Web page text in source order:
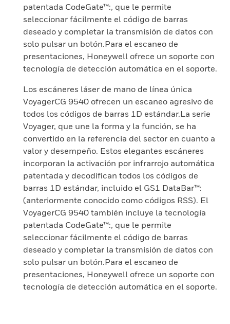
patentada CodeGate™:, que le permite
seleccionar fácilmente el código de barras
deseado y completar la transmisión de datos con
solo pulsar un botón.Para el escaneo de
presentaciones, Honeywell ofrece un soporte con
tecnología de detección automática en el soporte.
Los escáneres láser de mano de línea única
VoyagerCG 9540 ofrecen un escaneo agresivo de
todos los códigos de barras 1D estándar.La serie
Voyager, que une la forma y la función, se ha
convertido en la referencia del sector en cuanto a
valor y desempeño. Estos elegantes escáneres
incorporan la activación por infrarrojo automática
patentada y decodifican todos los códigos de
barras 1D estándar, incluido el GS1 DataBar™:
(anteriormente conocido como códigos RSS). El
VoyagerCG 9540 también incluye la tecnología
patentada CodeGate™:, que le permite
seleccionar fácilmente el código de barras
deseado y completar la transmisión de datos con
solo pulsar un botón.Para el escaneo de
presentaciones, Honeywell ofrece un soporte con
tecnología de detección automática en el soporte.